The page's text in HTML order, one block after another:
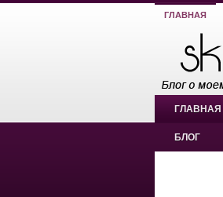
ГЛАВНАЯ
ГЛАВНАЯ
БЛОГ